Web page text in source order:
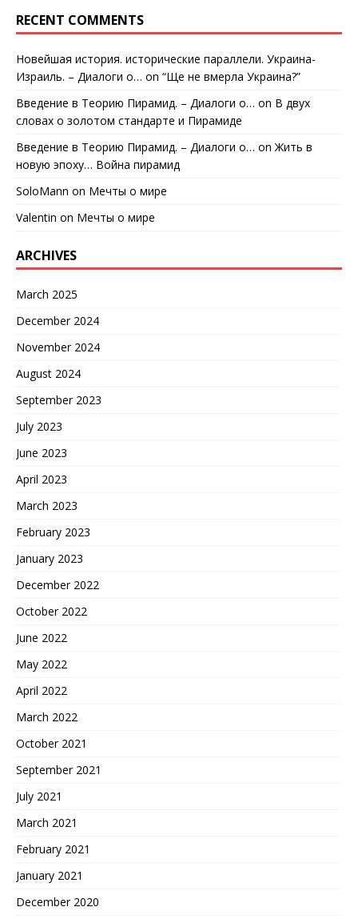
RECENT COMMENTS
Новейшая история. исторические параллели. Украина-
Израиль. – Диалоги о… on “Ще не вмерла Украина?”
Введение в Теорию Пирамид. – Диалоги о… on В двух
словах о золотом стандарте и Пирамиде
Введение в Теорию Пирамид. – Диалоги о… onЖить в
новую эпоху… Война пирамид
SoloMann on Мечты о мире
Valentin on Мечты о мире
ARCHIVES
March 2025
December 2024
November 2024
August 2024
September 2023
July 2023
June 2023
April 2023
March 2023
February 2023
January 2023
December 2022
October 2022
June 2022
May 2022
April 2022
March 2022
October 2021
September 2021
July 2021
March 2021
February 2021
January 2021
December 2020